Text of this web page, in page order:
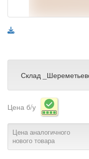
Склад
Цена б/у
Цена аналогичного
нового товара